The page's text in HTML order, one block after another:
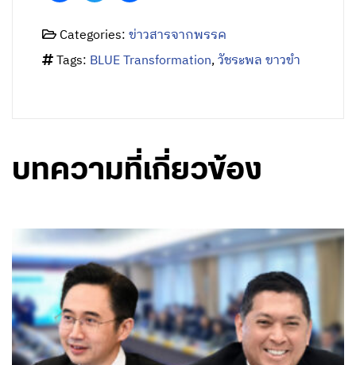
Categories:ข่าวสารจากพรรค
Tags: BLUE Transformation,วัชระพล ขาวขำ
บทความที่เกี่ยวข้อง